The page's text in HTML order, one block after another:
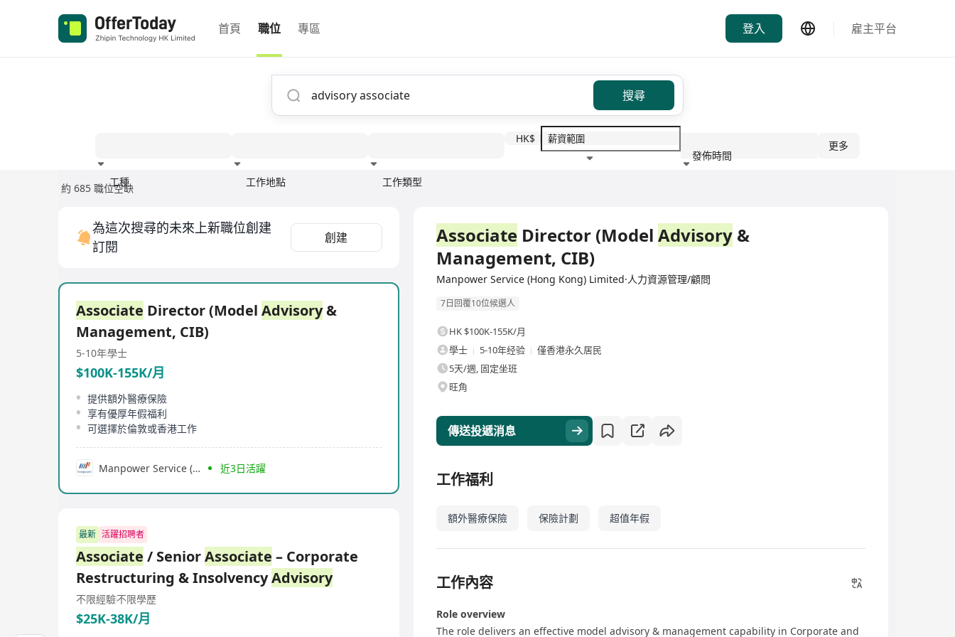
首頁 職位 專區 登入 雇主平台
搜尋
工種 工作地點 工作類型
HK$
發佈時間
更多
約 685 職位空缺
為這次搜尋的未來上新職位創建
訂閱
創建
Associate Director (Model Advisory&
Management, CIB)
5-10年學士
$100K-155K/月
提供額外醫療保險
享有優厚年假福利
可選擇於倫敦或香港工作
Manpower Service (Hong Kong) Limited 近3日活躍
最新 活躍招聘者
Associate / SeniorAssociate – Corporate
Restructuring & InsolvencyAdvisory
不限經驗不限學歷
$25K-38K/月
Associate Director (Model Advisory &
Management, CIB)
Manpower Service (Hong Kong) Limited·人力資源管理/顧問
7日回覆10位候選人
HK $100K-155K/月
學士
5-10年经验
僅香港永久居民
5天/週, 固定坐班
旺角
傳送投遞消息
工作福利
額外醫療保險 保險計劃 超值年假
工作內容
Role overview
The role delivers an effective model advisory & management capability in Corporate and